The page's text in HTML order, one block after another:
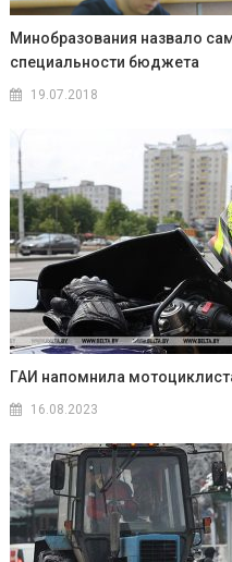
Минобразования назвало
специальности бюджета
19.07.2018
ГАИ напомнила
16.08.2023